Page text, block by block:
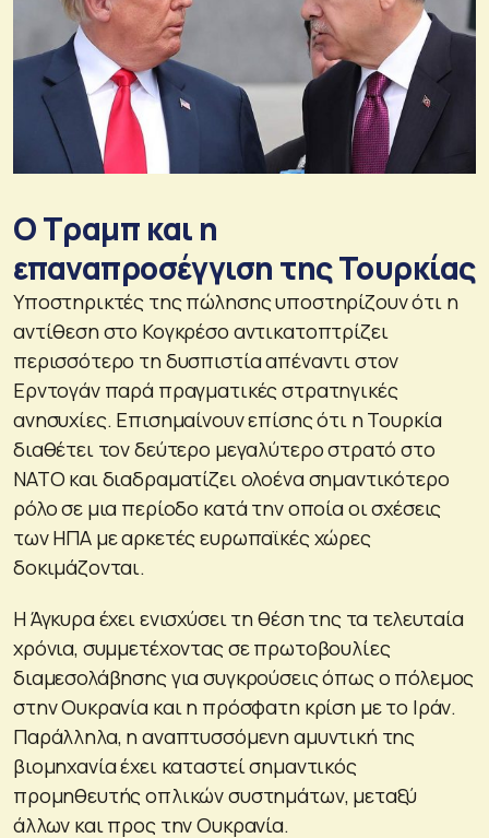
Ο Τραμπ και η
επαναπροσέγγιση της Τουρκίας
Υποστηρικτές της πώλησης υποστηρίζουν ότι η
αντίθεση στο Κογκρέσο αντικατοπτρίζει
περισσότερο τη δυσπιστία απέναντι στον
Ερντογάν παρά πραγματικές στρατηγικές
ανησυχίες. Επισημαίνουν επίσης ότι η Τουρκία
διαθέτει τον δεύτερο μεγαλύτερο στρατό στο
ΝΑΤΟ και διαδραματίζει ολοένα σημαντικότερο
ρόλο σε μια περίοδο κατά την οποία οι σχέσεις
των ΗΠΑ με αρκετές ευρωπαϊκές χώρες
δοκιμάζονται.
Η Άγκυρα έχει ενισχύσει τη θέση της τα τελευταία
χρόνια, συμμετέχοντας σε πρωτοβουλίες
διαμεσολάβησης για συγκρούσεις όπως ο πόλεμος
στην Ουκρανία και η πρόσφατη κρίση με το Ιράν.
Παράλληλα, η αναπτυσσόμενη αμυντική της
βιομηχανία έχει καταστεί σημαντικός
προμηθευτής οπλικών συστημάτων, μεταξύ
άλλων και προς την Ουκρανία.